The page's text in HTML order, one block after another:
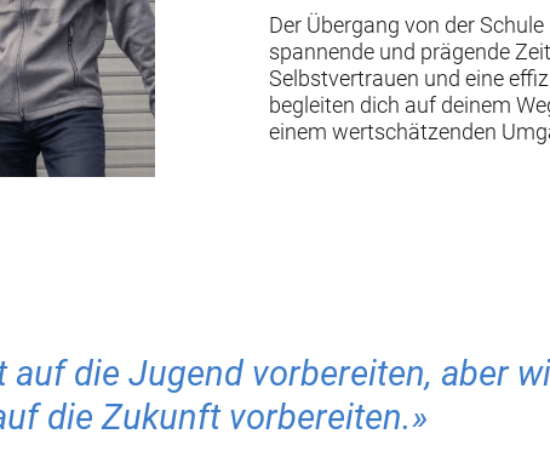
Der Übergang von der
spannende und prägende
Selbstvertrauen und eine
begleiten dich auf deinem
einem wertschätzenden
die Jugend vorbereiten, aber
die Zukunft vorbereiten.»